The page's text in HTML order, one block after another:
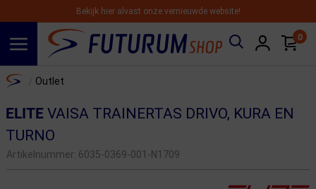
Bekijk hier alvast onze vernieuwde website!
0
Home Outlet
ELITEVAISA TRAINERTAS DRIVO, KURA EN
TURNO
Artikelnummer: 6035-0369-001-N1709